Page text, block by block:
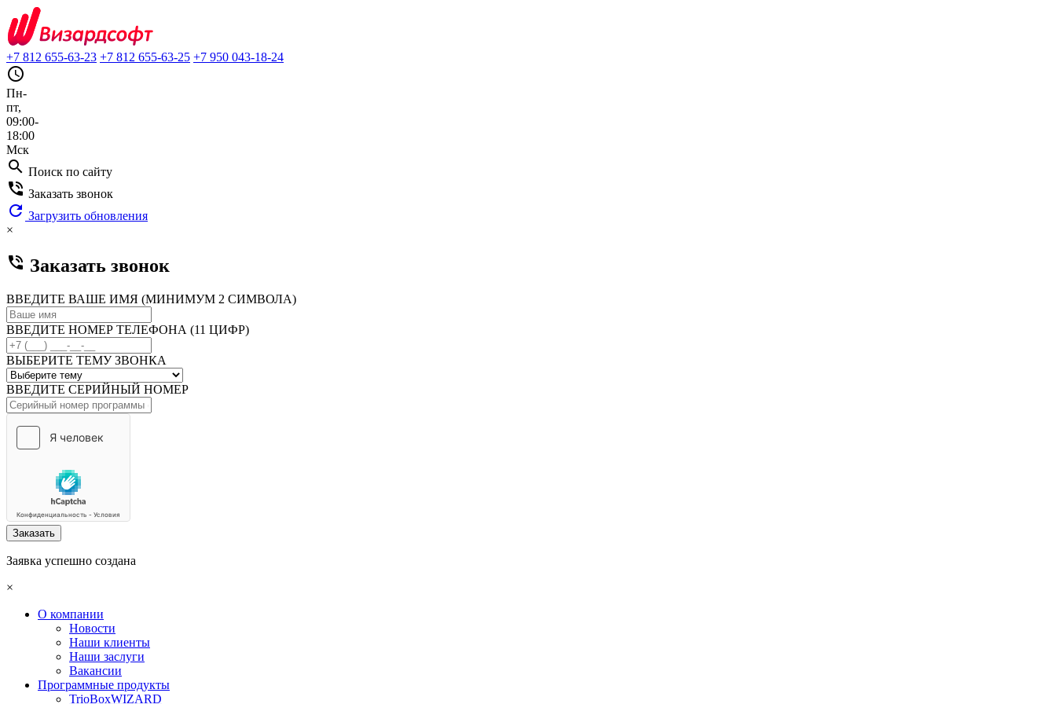
+7 812 655-63-23 +7 812 655-63-25 +7 950 043-18-24
query_builder
Пн-
пт,
09:00-
18:00
Мск
search Поиск по сайту
phone_in_talk Заказать звонок
refresh Загрузить обновления
×
phone_in_talk Заказать звонок
ВВЕДИТЕ ВАШЕ ИМЯ (МИНИМУМ 2 СИМВОЛА)
ВВЕДИТЕ НОМЕР ТЕЛЕФОНА (11 ЦИФР)
ВЫБЕРИТЕ ТЕМУ ЗВОНКА
ВВЕДИТЕ СЕРИЙНЫЙ НОМЕР
Заказать
Заявка успешно создана
×
О компании
Новости
Наши клиенты
Наши заслуги
Вакансии
Программные продукты
TrioBoxWIZARD